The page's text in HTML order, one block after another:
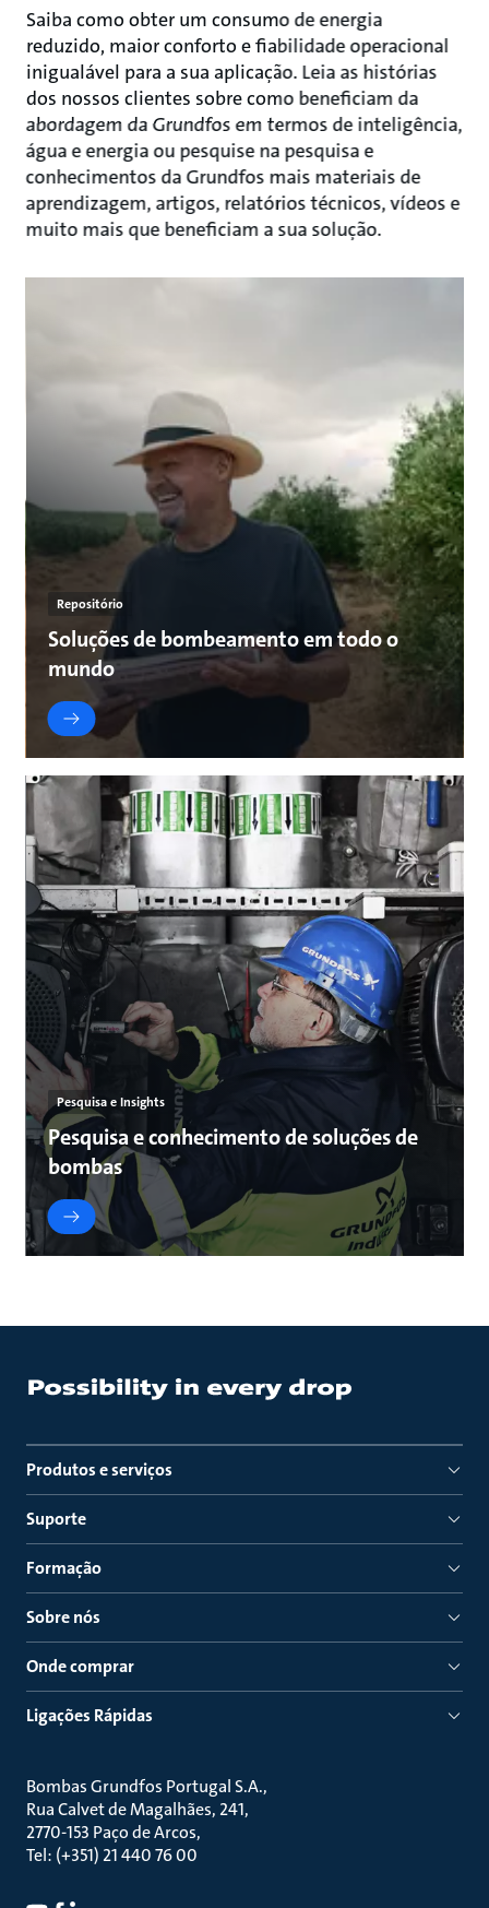
Saiba como obter um consumo de energia
reduzido, maior conforto e fiabilidade operacional
inigualável para a sua aplicação. Leia as histórias
dos nossos clientes sobre como beneficiam da
abordagem da Grundfos em termos de inteligência,
água e energia ou pesquise na pesquisa e
conhecimentos da Grundfos mais materiais de
aprendizagem, artigos, relatórios técnicos, vídeos e
muito mais que beneficiam a sua solução.
Repositório
Soluções de bombeamento em todo o
mundo
Pesquisa e Insights
Pesquisa e conhecimento de soluções de
bombas
Produtos e serviços
Suporte
Formação
Sobre nós
Onde comprar
Ligações Rápidas
Bombas Grundfos Portugal S.A.
Rua Calvet de Magalhães, 241
2770-153 Paço de Arcos
Tel: (+351) 21 440 76 00